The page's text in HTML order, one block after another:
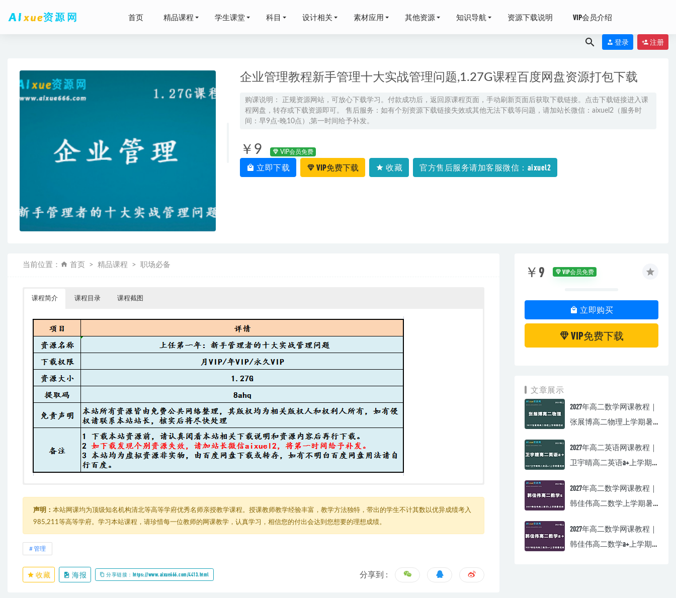
首页 精品课程 学生课堂 科目 设计相关 素材应用 其他资源 知识导航 资源下载说明 VIP会员介绍
登录 注册
企业管理教程新手管理十大实战管理问题,1.27G课程百度网盘资源打包下载
购课说明： 正规资源网站，可放心下载学习。付款成功后，返回原课程页面，手动刷新页面后获取下载链接。点击下载链接进入课
程网盘，转存或下载资源即可。 售后服务：如有个别资源下载链接失效或其他无法下载等问题，请加站长微信：aixuel2（服务时
间：早9点-晚10点）,第一时间给予补发。
￥9 VIP会员免费
立即下载 VIP免费下载 收藏 官方售后服务请加客服微信：aixuel2
当前位置： 首页 精品课程 职场必备
课程简介 课程目录 课程截图
├─ 00 课程介绍：业务骨干、技术大咖，不一定能成为优秀管理者..pdf
├─ 00 课程介绍：业务骨干、技术大咖，不一定能成为优秀管理者.mp4
├─ 01 第1讲：【问题一】天天忙东忙西，为何效率很低？.pdf
├─ 02 第2讲：【问题二】事事亲力亲为，救火不是好事.mp4
├─ 02 第2讲：【问题二】事事亲力亲为，救火不是好事.pdf
├─ 03 第3讲：【问题三】员工各不相同，用好需要水平.mp4
├─ 04 第4讲：【问题四】上级总给压力，如何转危为机.mp4
├─ 04 第4讲：【问题四】上级总给压力，如何转危为机.pdf
声明： 本站网课均为顶级知名机构清北等高等学府优秀名师亲授教学课程。授课教师教学经验丰富，教学方法独特，带出的学生不计其数以优异成绩考入
985,211等高等学府。学习本站课程，请珍惜每一位教师的网课教学，认真学习，相信您的付出会达到您想要的理想成绩。
管理
收藏 海报 分享链接：https://www.aixue666.com/4413.html 分享到 :
￥9 VIP会员免费
立即购买
VIP免费下载
文章展示
2027年高二数学网课教程｜
张展博高二物理上学期暑
2027年高二英语网课教程｜
卫宇晴高二英语a+上学期
2027年高二数学网课教程｜
韩佳伟高二数学上学期暑
2027年高二数学网课教程｜
韩佳伟高二数学a+上学期
高中物理治教程2022蔺天威高一物理寒假班视频教程+课堂笔记+讲义 2023-05-25
2025宋雨晴高三物理a+一轮复习暑假班
高中语文网课教程国家玮语文课程资源下载 2022-09-20
有道2025唐睿洋高二物理上学期暑假班网课教程 2024-07-10